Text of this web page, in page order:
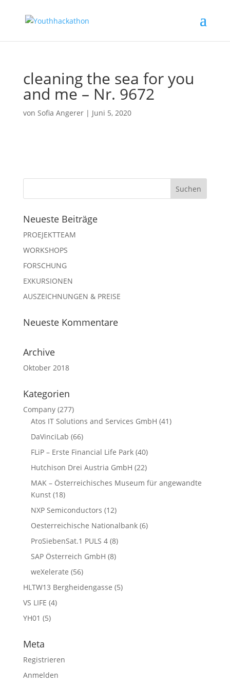
cleaning the sea for you
and me – Nr. 9672
von Sofia Angerer| Juni 5, 2020
Neueste Beiträge
PROEJEKTTEAM
WORKSHOPS
FORSCHUNG
EXKURSIONEN
AUSZEICHNUNGEN & PREISE
Neueste Kommentare
Archive
Oktober 2018
Kategorien
Company(277)
Atos IT Solutions and Services GmbH (41)
DaVinciLab (66)
FLiP – Erste Financial Life Park(40)
Hutchison Drei Austria GmbH (22)
MAK – Österreichisches Museum für angewandte
Kunst(18)
NXP Semiconductors (12)
Oesterreichische Nationalbank(6)
ProSiebenSat.1 PULS 4(8)
SAP Österreich GmbH (8)
weXelerate (56)
HLTW13 Bergheidengasse (5)
VS LIFE (4)
YH01 (5)
Meta
Registrieren
Anmelden